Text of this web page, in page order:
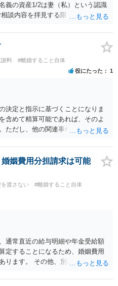
義の資産1/2は妻（私）という認識
談内容を拝見する限りでは、その
に対して自宅の評価額の１/２の代
謝料 #離婚すること自体
役にたった 1
決定と指示に基づくことになりま
含めて精算可能であれば、そのよ
ただし、他の関連事件でも相手方
テラスへお尋ねいただいた方が確
姻費用分担請求は可能
渡さない
#離婚すること自体
通常直近の給与明細や年金受給額
定することになるため、婚姻費用
ります。 その他、別居の経緯、質
います。